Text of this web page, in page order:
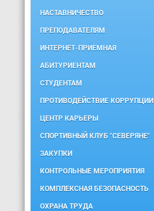
НАСТАВНИЧЕСТВО
ПРЕПОДАВАТЕЛЯМ
ИНТЕРНЕТ-ПРИЕМНАЯ
АБИТУРИЕНТАМ
СТУДЕНТАМ
ПРОТИВОДЕЙСТВИЕ КОРРУПЦИИ
ЦЕНТР КАРЬЕРЫ
СПОРТИВНЫЙ КЛУБ "СЕВЕРЯНЕ"
ЗАКУПКИ
КОНТРОЛЬНЫЕ МЕРОПРИЯТИЯ
КОМПЛЕКСНАЯ БЕЗОПАСНОСТЬ
ОХРАНА ТРУДА